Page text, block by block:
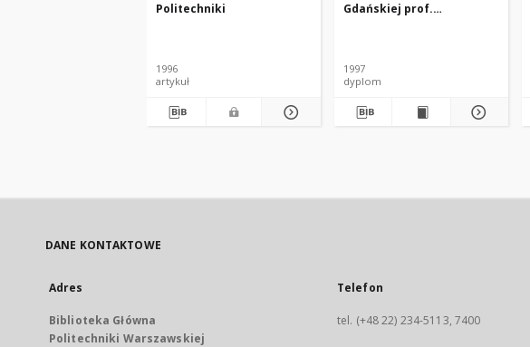
Politechniki
1996
artykuł
Gdańskiej prof.
1997
dyplom
DANE KONTAKTOWE
Adres
Biblioteka Główna
Politechniki Warszawskiej
Telefon
tel. (+48 22) 234-5113, 7400